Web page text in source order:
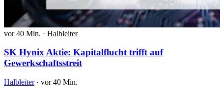
vor 40 Min. · Halbleiter
SK Hynix Aktie: Kapitalflucht trifft auf
Gewerkschaftsstreit
Halbleiter · vor 40 Min.